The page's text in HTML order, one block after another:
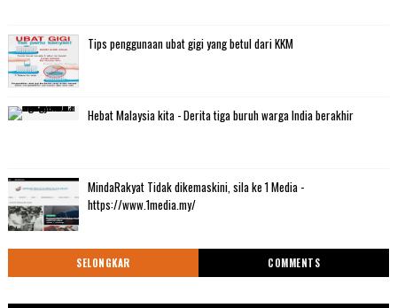
Tips penggunaan ubat gigi yang betul dari KKM
Hebat Malaysia kita - Derita tiga buruh warga India berakhir
MindaRakyat Tidak dikemaskini, sila ke 1 Media -
https://www.1media.my/
SELONGKAR COMMENTS